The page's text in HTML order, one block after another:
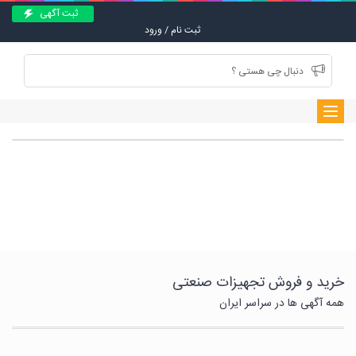
ثبت آگهی
ثبت نام / ورود
Toggle
navigation
خرید و فروش تجهیزات صنعتی
همه آگهی ها در سراسر ایران